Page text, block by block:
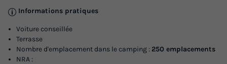
Informations pratiques
Voiture conseillée
Terrasse
Nombre d'emplacement dans le camping : 250 emplacements
NRA :